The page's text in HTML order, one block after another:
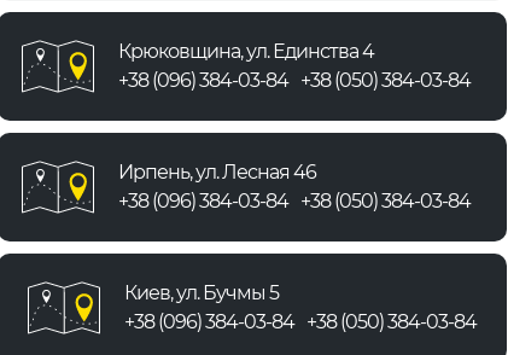
Крюковщина, ул. Единства 4
+38 (096) 384-03-84 +38 (050) 384-03-84
Ирпень, ул. Лесная 46
+38 (096) 384-03-84 +38 (050) 384-03-84
Киев, ул. Бучмы 5
+38 (096) 384-03-84 +38 (050) 384-03-84